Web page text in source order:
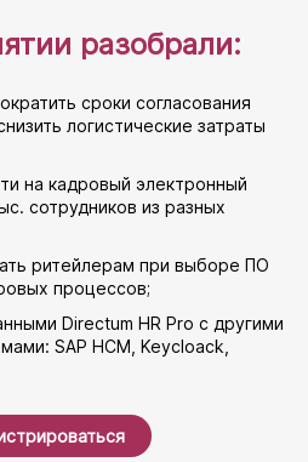
разобрали:
сроки согласования
логистические затраты
на кадровый электронный
сотрудников из разных
ритейлерам при выборе ПО
процессов;
Directum HR Pro с другими
SAP HCM, Keycloack,